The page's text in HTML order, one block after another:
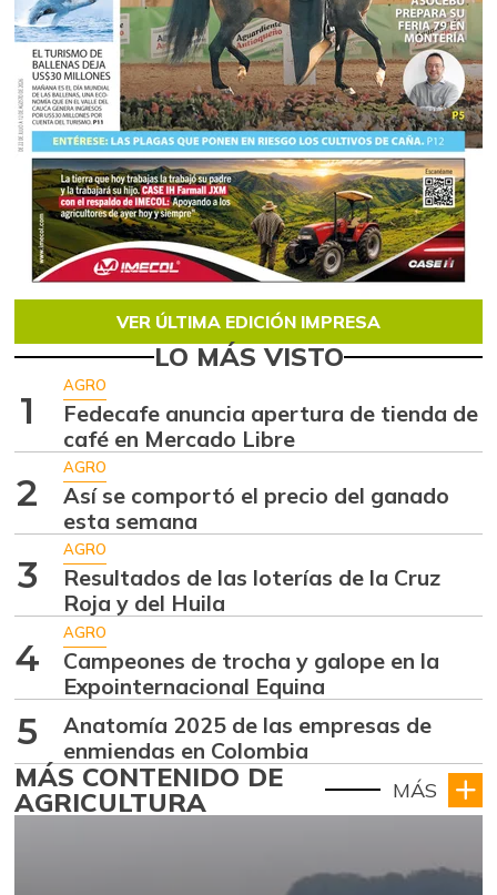
VER ÚLTIMA EDICIÓN IMPRESA
LO MÁS VISTO
1
AGRO
Fedecafe anuncia apertura de tienda de
café en Mercado Libre
2
AGRO
Así se comportó el precio del ganado
esta semana
3
AGRO
Resultados de las loterías de la Cruz
Roja y del Huila
4
AGRO
Campeones de trocha y galope en la
Expointernacional Equina
5
Anatomía 2025 de las empresas de
enmiendas en Colombia
MÁS CONTENIDO DE
AGRICULTURA MÁS